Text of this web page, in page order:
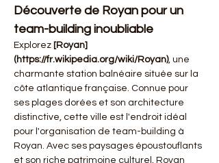
Découverte de Royan pour un
team-building inoubliable
Explorez [Royan]
(https://fr.wikipedia.org/wiki/Royan), une
charmante station balnéaire située sur la
côte atlantique française. Connue pour
ses plages dorées et son architecture
distinctive, cette ville est l'endroit idéal
pour l'organisation de team-building à
Royan. Avec ses paysages époustouflants
et son riche patrimoine culturel, Royan